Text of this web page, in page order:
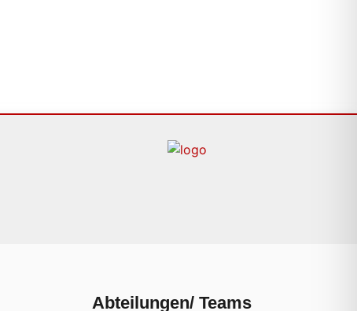
Abteilungen/ Teams